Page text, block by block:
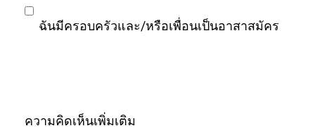
ฉันมีครอบครัวและ/หรือเพื่อนเป็นอาสาสมัคร
ความคิดเห็นเพิ่มเติม